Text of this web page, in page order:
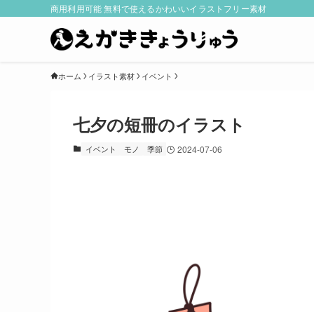
商用利用可能 無料で使えるかわいいイラストフリー素材
ホーム イラスト素材 イベント
七夕の短冊のイラスト
イベント モノ 季節 2024-07-06